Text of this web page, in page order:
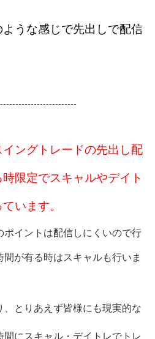
うな感じで先出しで配信
ングトレードの先出し配
限定でスキャルやデイト
います。
ポイントは配信しにくいので行
が有る時はスキャルも行いま
とりあえず皆様にも現実的な
間にスキャル・デイトレでトレ